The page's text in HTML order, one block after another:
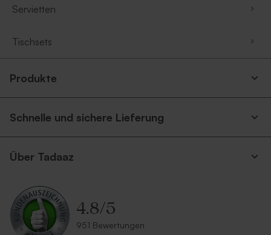
Servietten
Tischsets
Produkte
Schnelle und sichere Lieferung
Über Tadaaz
4.8/5
951 Bewertungen